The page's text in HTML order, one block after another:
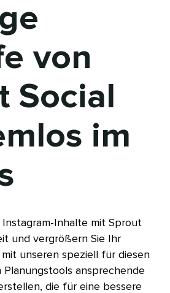
von
Social
im
Inhalte mit Sprout
und vergrößern Sie Ihr
mit unseren speziell für diesen
ansprechende
die für eine bessere